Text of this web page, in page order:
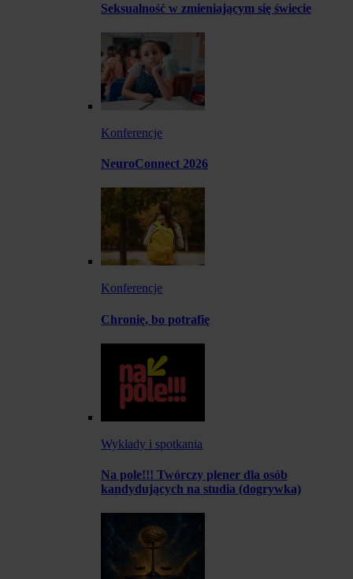
Seksualność w zmieniającym się świecie
Konferencje
NeuroConnect 2026
Konferencje
Chronię, bo potrafię
Wykłady i spotkania
Na pole!!! Twórczy plener dla osób
kandydujących na studia (dogrywka)